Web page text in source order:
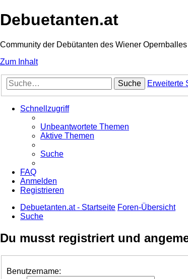
Debuetanten.at
Community der Debütanten des Wiener Opernballes
Zum Inhalt
Suche Erweiterte
Schnellzugriff
Unbeantwortete Themen
Aktive Themen
Suche
FAQ
Anmelden
Registrieren
Debuetanten.at - Startseite Foren-Übersicht
Suche
Du musst registriert und
Benutzername: